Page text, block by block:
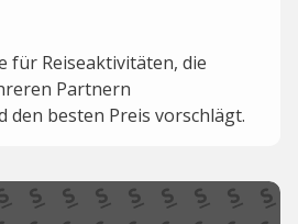
für Reiseaktivitäten, die
Partnern
den besten Preis vorschlägt.